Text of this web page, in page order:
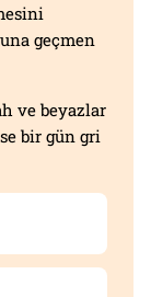
geçmen
ve beyazlar
bir gün gri